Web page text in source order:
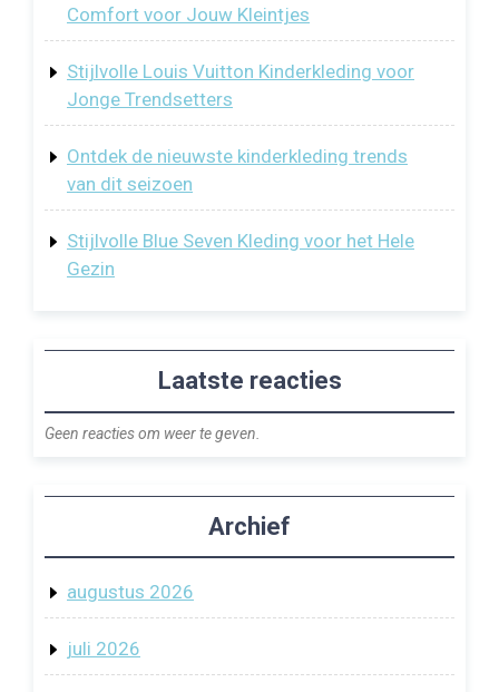
Comfort voor Jouw Kleintjes
Stijlvolle Louis Vuitton Kinderkleding voor
Jonge Trendsetters
Ontdek de nieuwste kinderkleding trends
van dit seizoen
Stijlvolle Blue Seven Kleding voor het Hele
Gezin
Laatste reacties
Geen reacties om weer te geven.
Archief
augustus 2026
juli 2026